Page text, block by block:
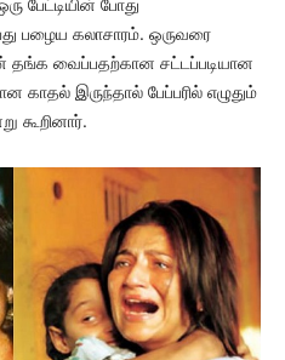
பழைய கலாசாரம். ஒருவரை
தங்க வைப்பதற்கான சட்டப்படியான
இருந்தால் பேப்பரில் எழுதும்
கூறினார்.